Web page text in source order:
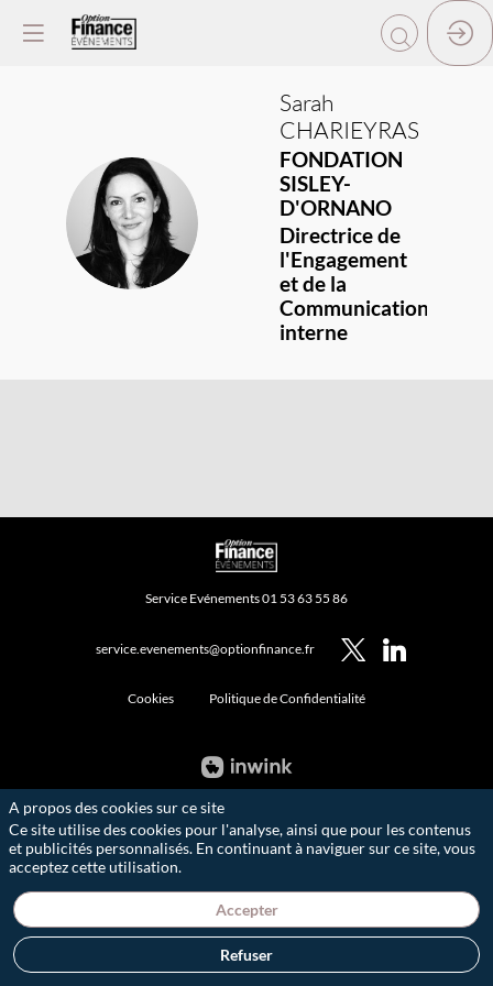
SC
Sarah
CHARIEYRAS
FONDATION
SISLEY-
D'ORNANO
Directrice de
l'Engagement
et de la
Communication
interne
Service Evénements 01 53 63 55 86
service.evenements@optionfinance.fr
Cookies Politique de Confidentialité
A propos des cookies sur ce site
Ce site utilise des cookies pour l'analyse, ainsi que pour les contenus
et publicités personnalisés. En continuant à naviguer sur ce site, vous
acceptez cette utilisation.
Accepter
Refuser